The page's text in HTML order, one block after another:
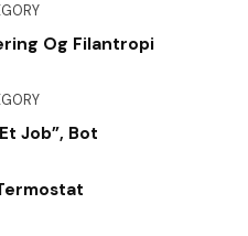
Og Filantropi
Job”, Bot